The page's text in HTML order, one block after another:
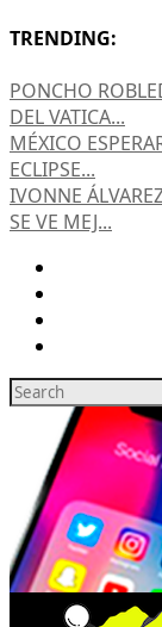
TRENDING:
PONCHO
DEL VATICA...
MÉXICO
ECLIPSE...
IVONNE
SE VE MEJ...